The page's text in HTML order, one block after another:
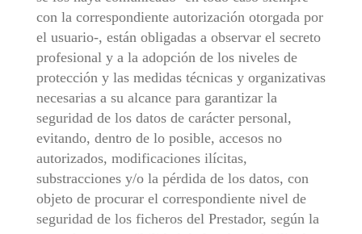
con la correspondiente autorización otorgada por
el usuario-, están obligadas a observar el secreto
profesional y a la adopción de los niveles de
protección y las medidas técnicas y organizativas
necesarias a su alcance para garantizar la
seguridad de los datos de carácter personal,
evitando, dentro de lo posible, accesos no
autorizados, modificaciones ilícitas,
substracciones y/o la pérdida de los datos, con
objeto de procurar el correspondiente nivel de
seguridad de los ficheros del Prestador, según la